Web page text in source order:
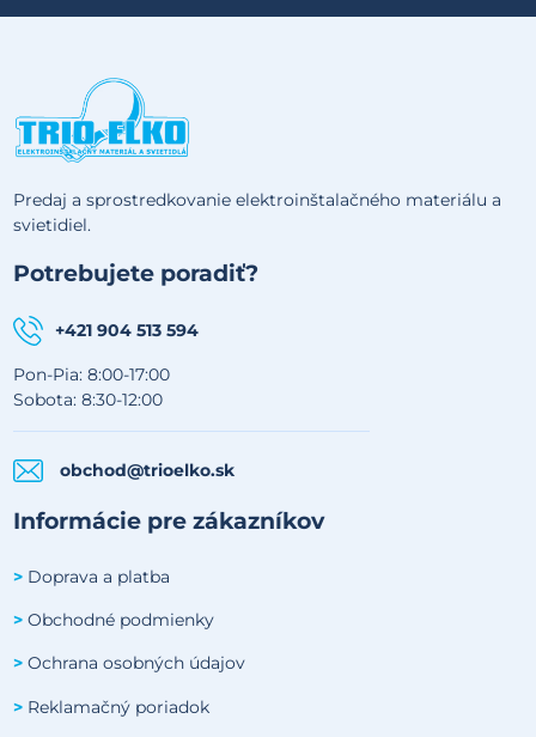
Predaj a sprostredkovanie elektroinštalačného materiálu a
svietidiel.
Potrebujete poradiť?
+421 904 513 594
Pon-Pia: 8:00-17:00
Sobota: 8:30-12:00
obchod@trioelko.sk
Informácie pre zákazníkov
> Doprava a platba
> Obchodné podmienky
> Ochrana osobných údajov
> Reklamačný poriadok